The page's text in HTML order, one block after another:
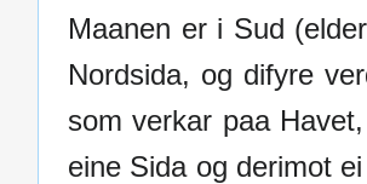
Maanen er i Sud
Nordsida, og difyre
som verkar paa
eine Sida og derimot